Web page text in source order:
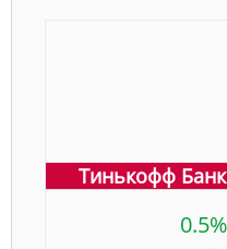
Тинькофф